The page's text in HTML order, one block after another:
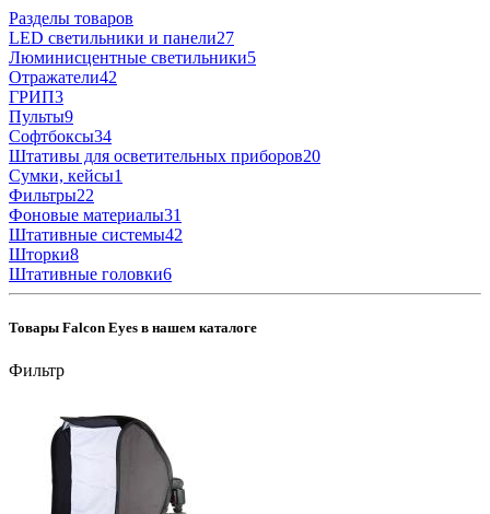
Разделы товаров
LED светильники и панели27
Люминисцентные светильники5
Отражатели42
ГРИП3
Пульты9
Софтбоксы34
Штативы для осветительных приборов20
Сумки, кейсы1
Фильтры22
Фоновые материалы31
Штативные системы42
Шторки8
Штативные головки6
Товары Falcon Eyes в нашем каталоге
Фильтр